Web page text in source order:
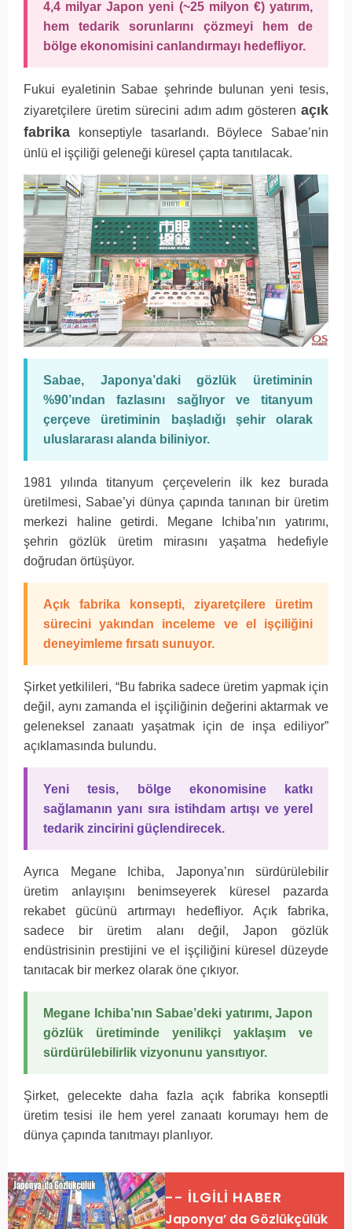
4,4 milyar Japon yeni (~25 milyon €) yatırım,
hem tedarik sorunlarını çözmeyi hem de
bölge ekonomisini canlandırmayı hedefliyor.
Fukui eyaletinin Sabae şehrinde bulunan yeni tesis,
ziyaretçilere üretim sürecini adım adım gösteren açık
fabrika konseptiyle tasarlandı. Böylece Sabae’nin
ünlü el işçiliği geleneği küresel çapta tanıtılacak.
Sabae, Japonya’daki gözlük üretiminin
%90’ından fazlasını sağlıyor ve titanyum
çerçeve üretiminin başladığı şehir olarak
uluslararası alanda biliniyor.
1981 yılında titanyum çerçevelerin ilk kez burada
üretilmesi, Sabae’yi dünya çapında tanınan bir üretim
merkezi haline getirdi. Megane Ichiba’nın yatırımı,
şehrin gözlük üretim mirasını yaşatma hedefiyle
doğrudan örtüşüyor.
Açık fabrika konsepti, ziyaretçilere üretim
sürecini yakından inceleme ve el işçiliğini
deneyimleme fırsatı sunuyor.
Şirket yetkilileri, “Bu fabrika sadece üretim yapmak için
değil, aynı zamanda el işçiliğinin değerini aktarmak ve
geleneksel zanaatı yaşatmak için de inşa ediliyor”
açıklamasında bulundu.
Yeni tesis, bölge ekonomisine katkı
sağlamanın yanı sıra istihdam artışı ve yerel
tedarik zincirini güçlendirecek.
Ayrıca Megane Ichiba, Japonya’nın sürdürülebilir
üretim anlayışını benimseyerek küresel pazarda
rekabet gücünü artırmayı hedefliyor. Açık fabrika,
sadece bir üretim alanı değil, Japon gözlük
endüstrisinin prestijini ve el işçiliğini küresel düzeyde
tanıtacak bir merkez olarak öne çıkıyor.
Megane Ichiba’nın Sabae’deki yatırımı, Japon
gözlük üretiminde yenilikçi yaklaşım ve
sürdürülebilirlik vizyonunu yansıtıyor.
Şirket, gelecekte daha fazla açık fabrika konseptli
üretim tesisi ile hem yerel zanaatı korumayı hem de
dünya çapında tanıtmayı planlıyor.
-- İLGİLİ HABER
Japonya’ da Gözlükçülük